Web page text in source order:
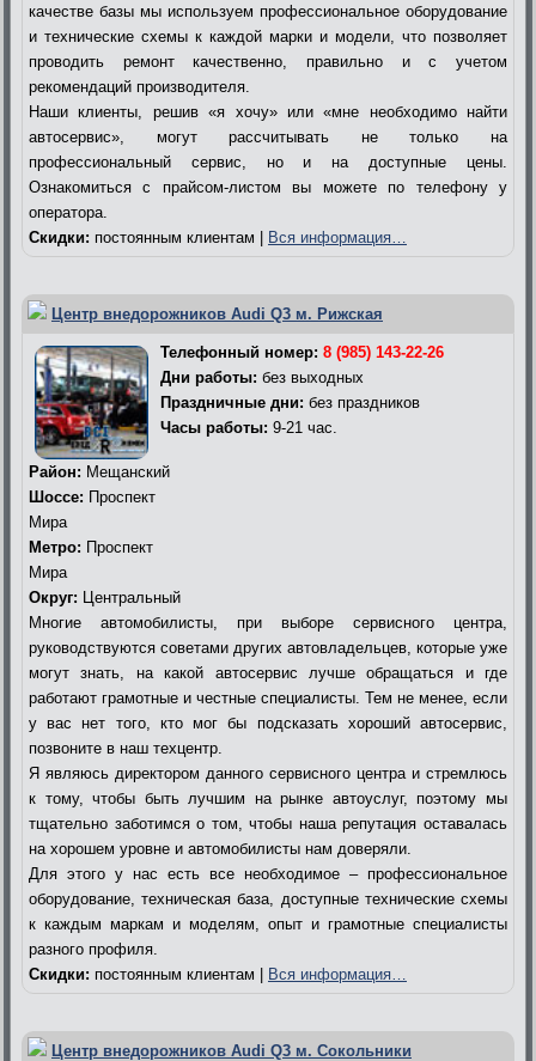
качестве базы мы используем профессиональное оборудование
и технические схемы к каждой марки и модели, что позволяет
проводить ремонт качественно, правильно и с учетом
рекомендаций производителя.
Наши клиенты, решив «я хочу» или «мне необходимо найти
автосервис», могут рассчитывать не только на
профессиональный сервис, но и на доступные цены.
Ознакомиться с прайсом-листом вы можете по телефону у
оператора.
Скидки: постоянным клиентам | Вся информация…
Центр внедорожников Audi Q3 м. Рижская
Телефонный номер: 8 (985) 143-22-26
Дни работы: без выходных
Праздничные дни: без праздников
Часы работы: 9-21 час.
Район: Мещанский
Шоссе: Проспект
Мира
Метро: Проспект
Мира
Округ: Центральный
Многие автомобилисты, при выборе сервисного центра,
руководствуются советами других автовладельцев, которые уже
могут знать, на какой автосервис лучше обращаться и где
работают грамотные и честные специалисты. Тем не менее, если
у вас нет того, кто мог бы подсказать хороший автосервис,
позвоните в наш техцентр.
Я являюсь директором данного сервисного центра и стремлюсь
к тому, чтобы быть лучшим на рынке автоуслуг, поэтому мы
тщательно заботимся о том, чтобы наша репутация оставалась
на хорошем уровне и автомобилисты нам доверяли.
Для этого у нас есть все необходимое – профессиональное
оборудование, техническая база, доступные технические схемы
к каждым маркам и моделям, опыт и грамотные специалисты
разного профиля.
Скидки: постоянным клиентам | Вся информация…
Центр внедорожников Audi Q3 м. Сокольники